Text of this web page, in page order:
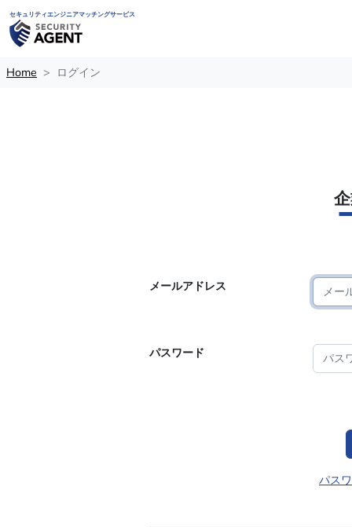
セキュリティエンジニアマッチングサービス
Home ログイン
メールアドレス
パスワード
パス